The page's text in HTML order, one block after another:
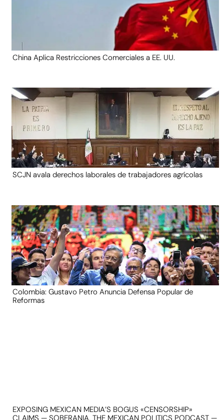
China Aplica Restricciones Comerciales a EE. UU.
SCJN avala derechos laborales de trabajadores agrícolas
Colombia: Gustavo Petro Anuncia Defensa Popular de
Reformas
EXPOSING MEXICAN MEDIA’S BOGUS «CENSORSHIP»
CLAIMS — SOBERANIA, THE MEXICAN POLITICS PODCAST —